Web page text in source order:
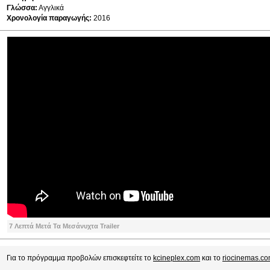
Γλώσσα: Αγγλικά
Χρονολογία παραγωγής: 2016
7 Λεπτά Μετά Τα Μεσάνυχτα Trailer
Για το πρόγραμμα προβολών επισκεφτείτε το kcineplex.com και το